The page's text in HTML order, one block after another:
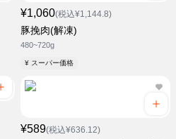
¥1,060(税込¥1,144.8)
豚挽肉(解凍)
480~720g
¥ スーパー価格
¥589(税込¥636.12)